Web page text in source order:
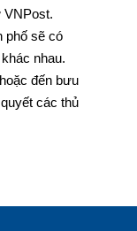
VNPost.
phố sẽ có
nhau.
đến bưu
các thủ